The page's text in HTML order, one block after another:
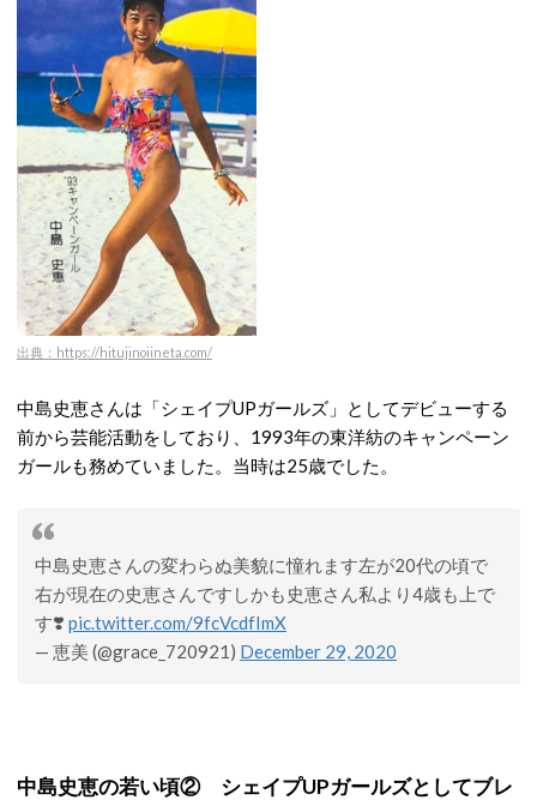
出典：https://hitujinoiineta.com/
中島史恵さんは「シェイプUPガールズ」としてデビューする
前から芸能活動をしており、1993年の東洋紡のキャンペーン
ガールも務めていました。当時は25歳でした。
中島史恵さんの変わらぬ美貌に憧れます左が20代の頃で
右が現在の史恵さんですしかも史恵さん私より4歳も上で
す❣️ pic.twitter.com/9fcVcdfImX
— 恵美 (@grace_720921) December 29, 2020
中島史恵の若い頃② シェイプUPガールズとしてブレ